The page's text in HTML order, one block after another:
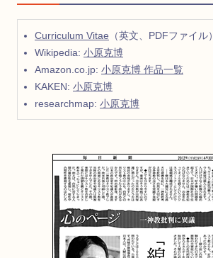
Curriculum Vitae （英文、PDFファイル）
Wikipedia: 小原克博
Amazon.co.jp: 小原克博 作品一覧
KAKEN: 小原克博
researchmap: 小原克博